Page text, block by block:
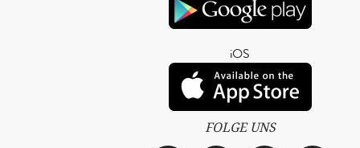
iOS
FOLGE UNS